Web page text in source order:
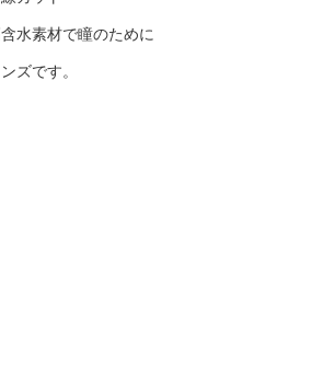
水素材で瞳のために
ズです。